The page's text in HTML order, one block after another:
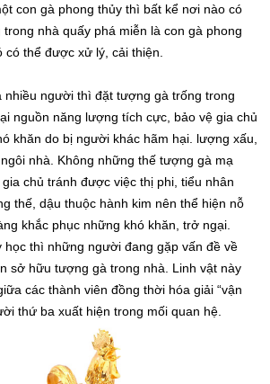
con gà phong thủy thì bất kể nơi nào có
nhà quấy phá miễn là con gà phong
thể được xử lý, cải thiện.
nhiều người thì đặt tượng gà trống trong
nguồn năng lượng tích cực, bảo vệ gia chủ
khăn do bị người khác hãm hại. lượng xấu,
nhà. Không những thế tượng gà mạ
chủ tránh được việc thị phi, tiểu nhân
thế, dậu thuộc hành kim nên thể hiện nỗ
khắc phục những khó khăn, trở ngại.
học thì những người đang gặp vấn đề về
sở hữu tượng gà trong nhà. Linh vật này
các thành viên đồng thời hóa giải “vận
thứ ba xuất hiện trong mối quan hệ.